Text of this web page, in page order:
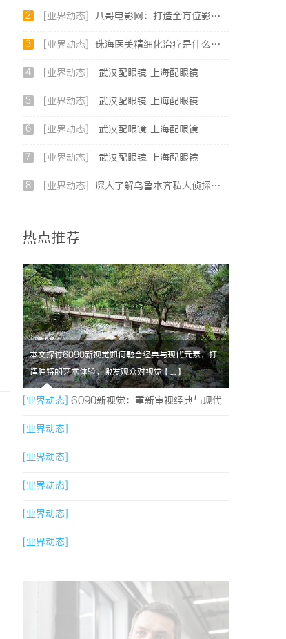
2 [业界动态] 八哥电影网：打造全方位影视娱乐新体验的平台解析
3 [业界动态] 珠海医美精细化治疗是什么？珠海专业医美机构筛选标准科普
4 [业界动态] 武汉配眼镜 上海配眼镜
5 [业界动态] 武汉配眼镜 上海配眼镜
6 [业界动态] 武汉配眼镜 上海配眼镜
7 [业界动态] 武汉配眼镜 上海配眼镜
8 [业界动态] 深入了解乌鲁木齐私人侦探行业的现状与发展趋势
热点推荐
本文探讨6090新视觉如何融合经典与现代元素，打
造独特的艺术体验，激发观众对视觉【....】
[业界动态] 6090新视觉：重新审视经典与现代
的视觉盛宴
[业界动态]
[业界动态]
[业界动态]
[业界动态]
[业界动态]